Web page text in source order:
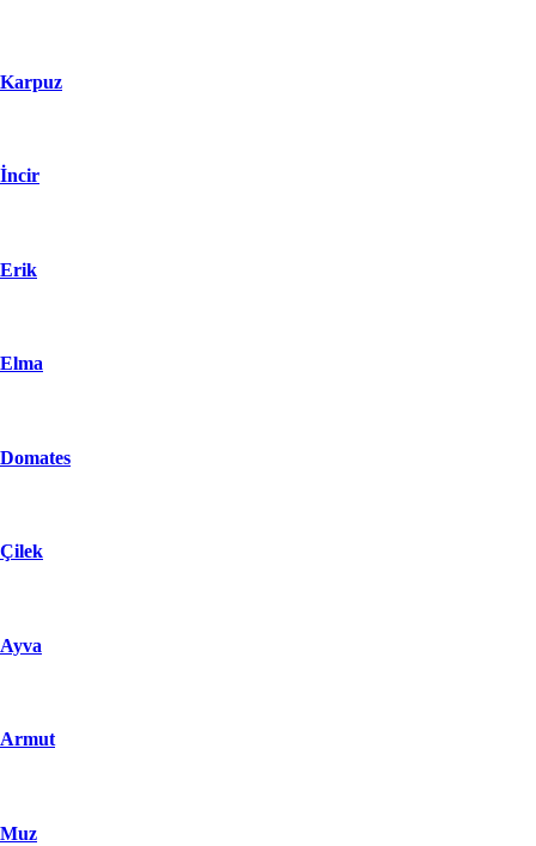
Karpuz
İncir
Erik
Elma
Domates
Çilek
Ayva
Armut
Muz